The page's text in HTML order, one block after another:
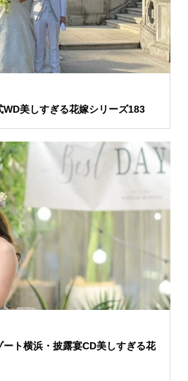
美しすぎる花嫁シリーズ183
ト横浜・披露宴CD美しすぎる花